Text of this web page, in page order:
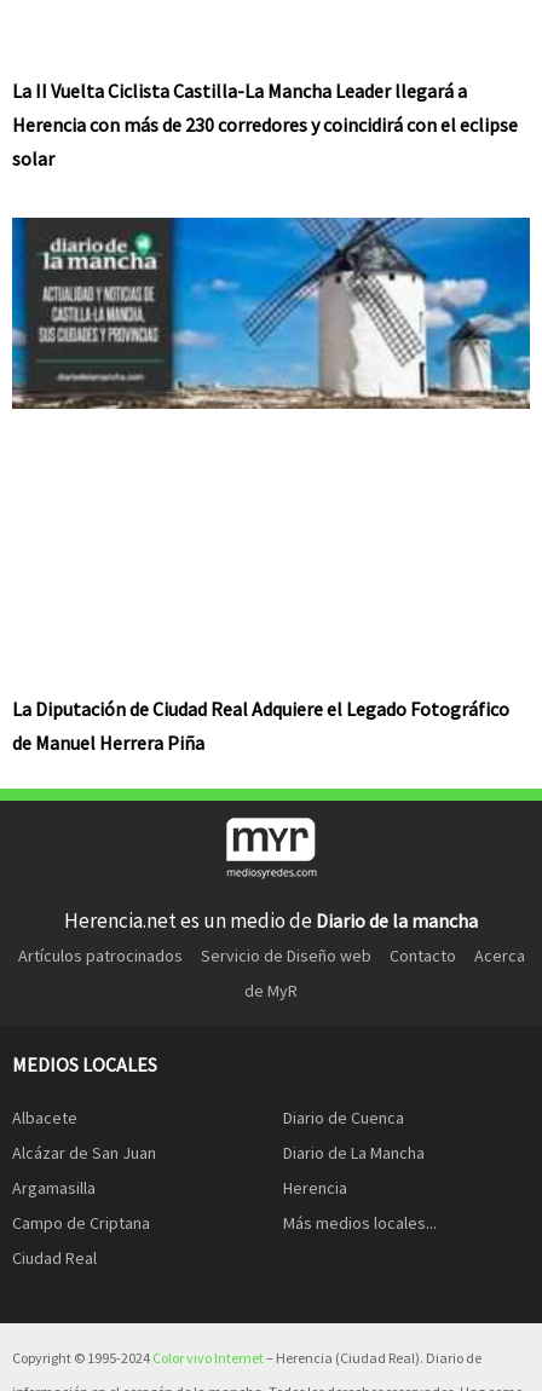
La II Vuelta Ciclista Castilla-La Mancha Leader llegará a
Herencia con más de 230 corredores y coincidirá con el eclipse
solar
La Diputación de Ciudad Real Adquiere el Legado Fotográfico
de Manuel Herrera Piña
Herencia.net es un medio de Diario de la mancha
Artículos patrocinados Servicio de Diseño web Contacto
Acerca
de MyR
MEDIOS LOCALES
Albacete
Alcázar de San Juan
Argamasilla
Campo de Criptana
Ciudad Real
Diario de Cuenca
Diario de La Mancha
Herencia
Más medios locales...
Copyright © 1995-2024 Color vivo Internet– Herencia (Ciudad Real). Diario de